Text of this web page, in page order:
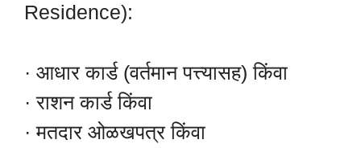
Residence):
· आधार कार्ड (वर्तमान पत्त्यासह) किंवा
· राशन कार्ड किंवा
· मतदार ओळखपत्र किंवा